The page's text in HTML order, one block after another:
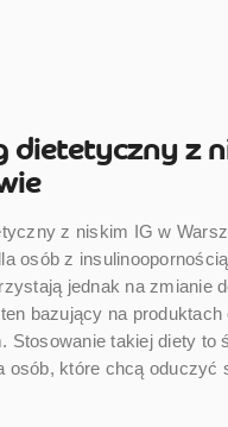
dietetyczny z
z niskim IG w
osób z
jednak na zmianie
ten bazujący na
Stosowanie takiej diety to
osób, które chcą oduczyć